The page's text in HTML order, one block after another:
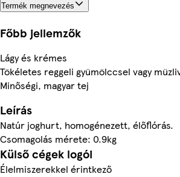
Termék megnevezés
Főbb jellemzők
Lágy és krémes
Tökéletes reggeli gyümölccsel vagy
Minőségi, magyar tej
Leírás
Natúr joghurt, homogénezett, élőflórás.
Csomagolás mérete: 0.9kg
Külső cégek logói
Élelmiszerekkel érintkező